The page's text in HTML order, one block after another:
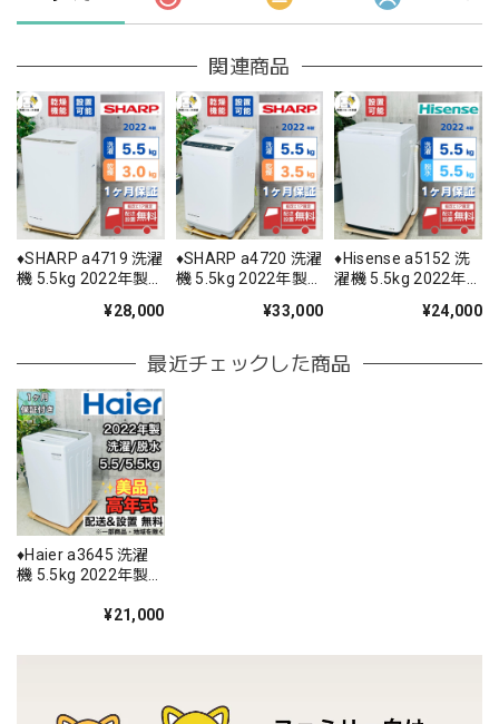
関連商品
♦️SHARP a4719 洗濯
機 5.5kg 2022年製
¥28,000
♦️SHARP a4720 洗濯
機 5.5kg 2022年製
¥33,000
♦️Hisense a5152 洗
濯機 5.5kg 2022年
¥24,000
最近チェックした商品
♦️Haier a3645 洗濯
機 5.5kg 2022年製
¥21,000